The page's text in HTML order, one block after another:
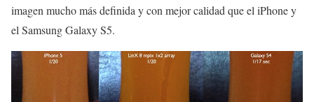
imagen mucho más definida y con mejor calidad que el iPhone y
el Samsung Galaxy S5.